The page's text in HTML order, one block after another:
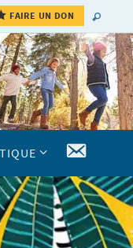
FAIRE UN DON